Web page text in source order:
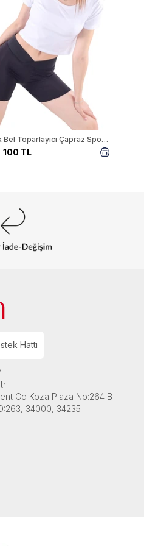
Yüksek Bel Toparlayıcı Çapraz Spor Şort Tayt 9037M Siyah
100 TL
Hattı
Cd Koza Plaza No:264 B
34000, 34235